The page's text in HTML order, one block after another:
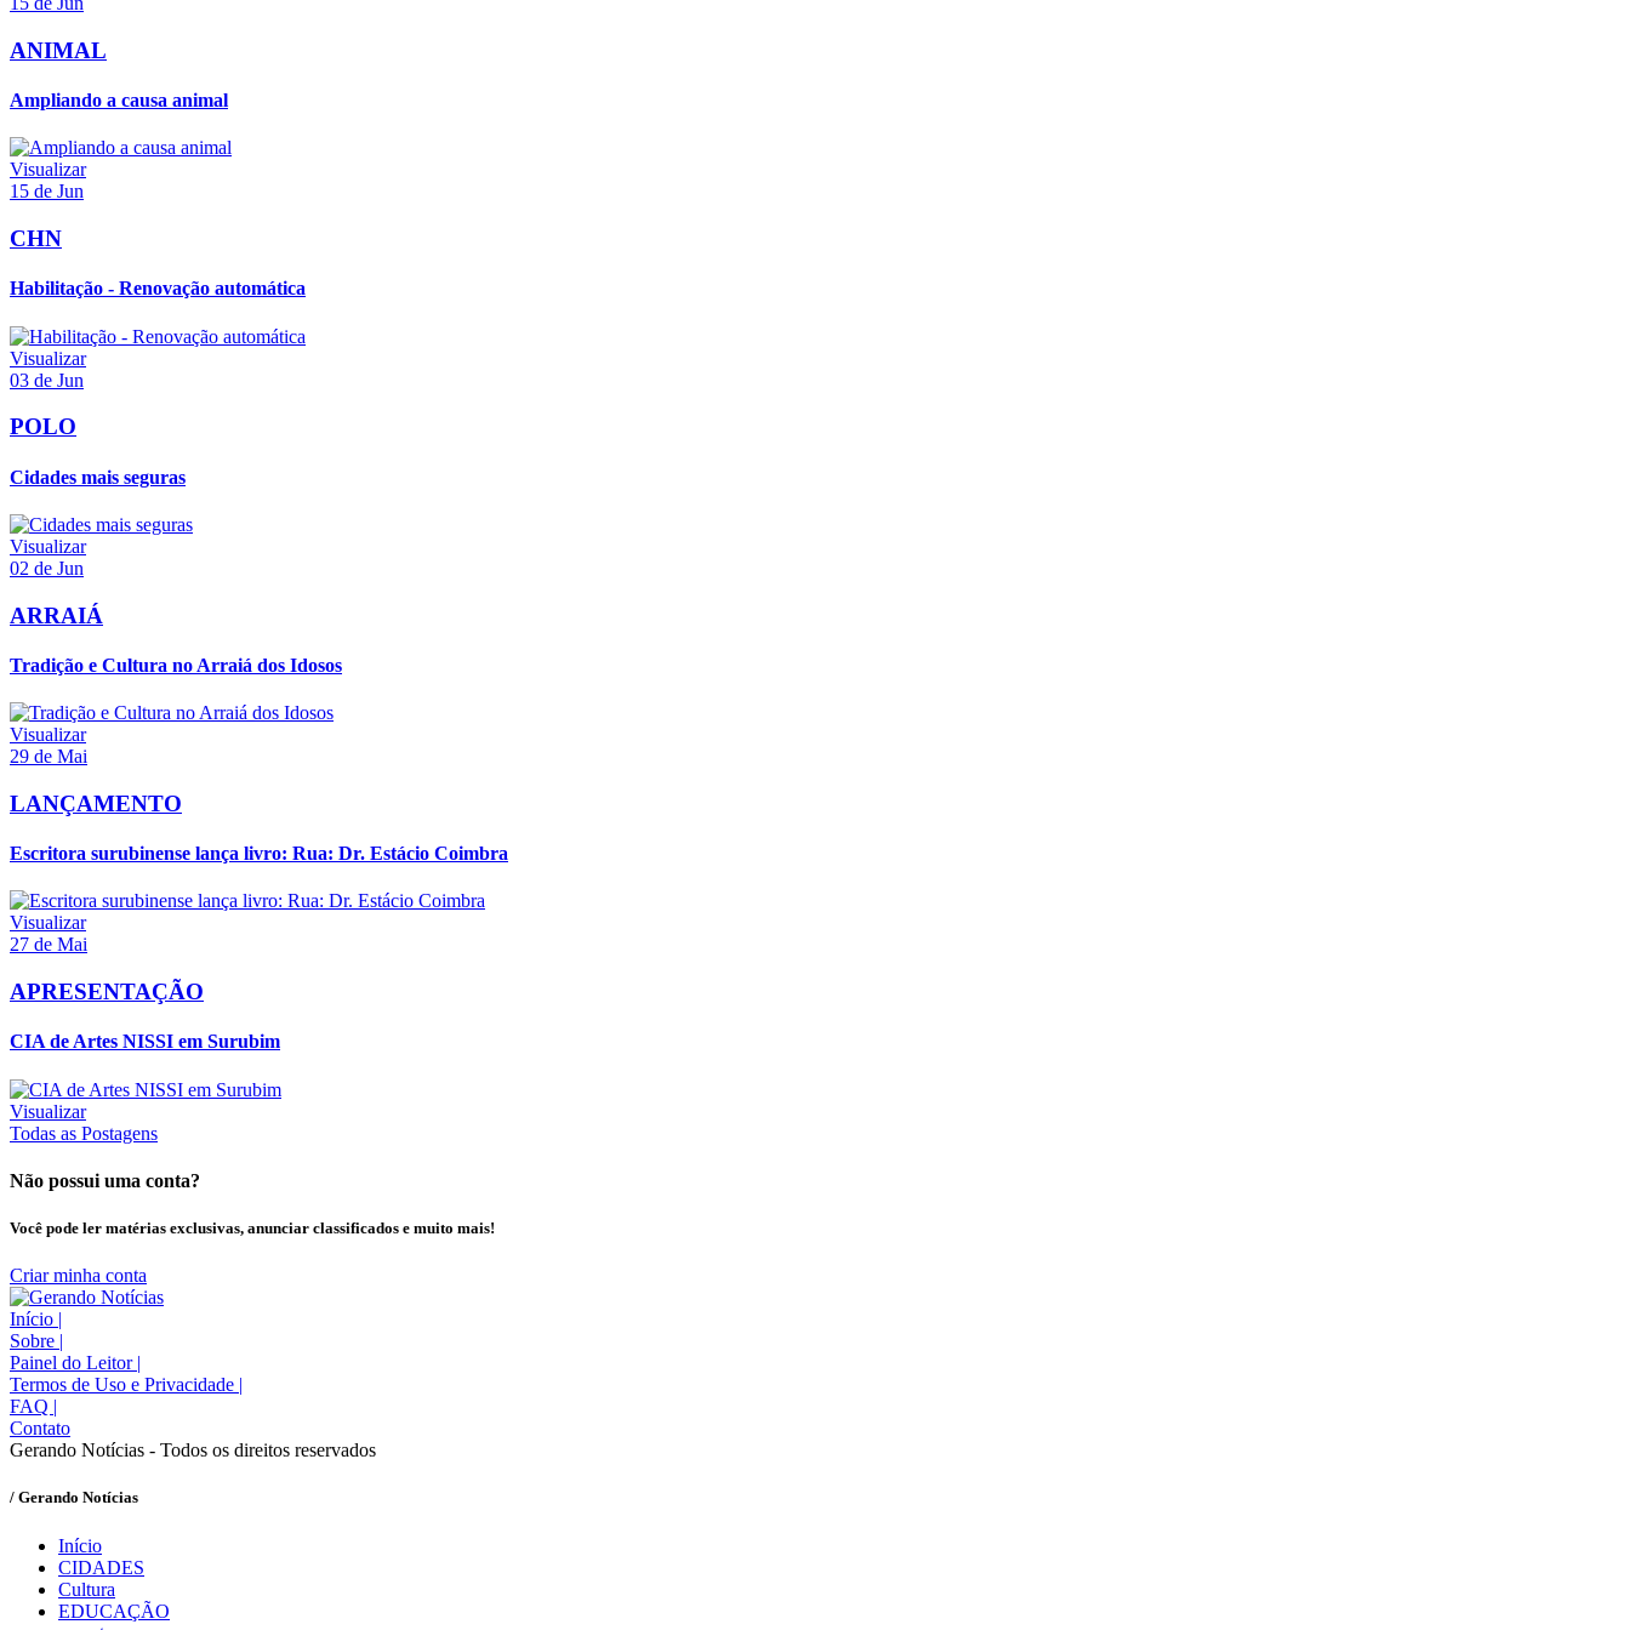
ANIMAL
Ampliando a causa animal
Visualizar
15 de Jun
CHN
Habilitação - Renovação automática
Visualizar
03 de Jun
POLO
Cidades mais seguras
Visualizar
02 de Jun
ARRAIÁ
Tradição e Cultura no Arraiá dos Idosos
Visualizar
29 de Mai
LANÇAMENTO
Escritora surubinense lança livro: Rua: Dr. Estácio Coimbra
Visualizar
27 de Mai
APRESENTAÇÃO
CIA de Artes NISSI em Surubim
Visualizar
Todas as Postagens
Não possui uma conta?
Você pode ler matérias exclusivas, anunciar classificados e muito mais!
Criar minha conta
Início |
Sobre |
Painel do Leitor |
Termos de Uso e Privacidade |
FAQ |
Contato
Gerando Notícias - Todos os direitos reservados
/ Gerando Notícias
Início
CIDADES
Cultura
EDUCAÇÃO